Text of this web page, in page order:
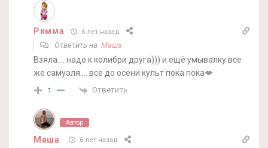
Римма 6 лет назад
Ответить на Маша
Взяла…. надо к колибри друга))) и ещё умывалку все
же самуэля…. все до осени культ пока пока💋
1 Ответить
Автор
Маша 6 лет назад